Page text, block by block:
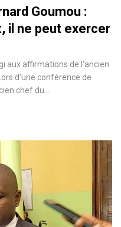
Goumou :
il ne peut exercer
aux affirmations de l'ancien
d'une conférence de
chef du…